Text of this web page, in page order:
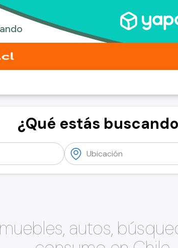
¿Qué estás
autos,